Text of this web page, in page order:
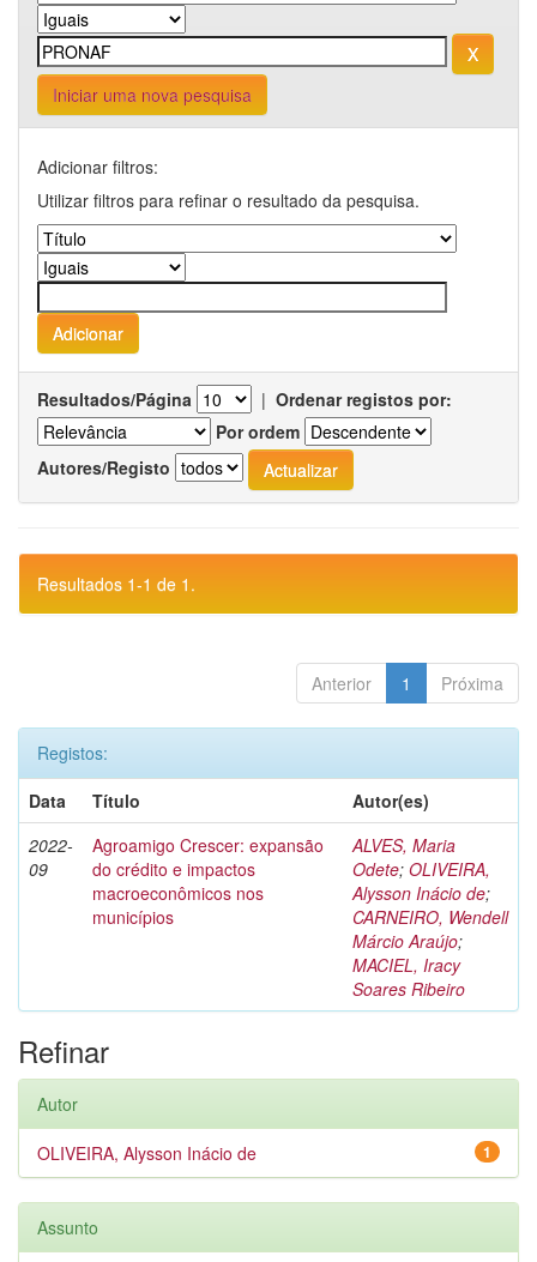
Iniciar uma nova pesquisa
Adicionar filtros:
Utilizar filtros para refinar o resultado da pesquisa.
Resultados/Página | Ordenar registos por:
Por ordem
Autores/Registo
Resultados 1-1 de 1.
Anterior 1 Próxima
Registos:
Data
Título
Autor(es)
2022-
09
Agroamigo Crescer: expansão
do crédito e impactos
macroeconômicos nos
municípios
ALVES, Maria
Odete; OLIVEIRA,
Alysson Inácio de;
CARNEIRO, Wendell
Márcio Araújo;
MACIEL, Iracy
Soares Ribeiro
Refinar
Autor
1
OLIVEIRA, Alysson Inácio de
Assunto